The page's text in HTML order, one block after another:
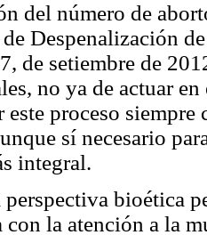
del número de
Despenalización
de setiembre de
no ya de actuar
este proceso
sí necesario
integral.
perspectiva bioética
con la atención a la